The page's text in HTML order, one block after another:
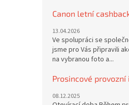
Canon letní
13.04.2026
Ve spolupráci se
jsme pro Vás připravili
na vybranou foto a...
Prosincové provozní
08.12.2025